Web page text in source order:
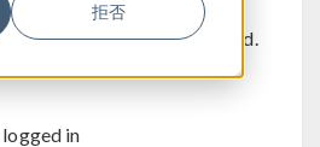
拒否
to view cannot be displayed.
in